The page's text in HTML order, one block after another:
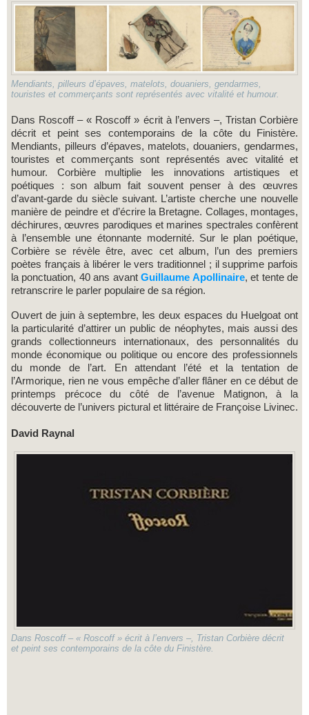
Mendiants, pilleurs d’épaves, matelots, douaniers, gendarmes,
touristes et commerçants sont représentés avec vitalité et humour.
Dans Roscoff – « Roscoff » écrit à l’envers –, Tristan Corbière
décrit et peint ses contemporains de la côte du Finistère.
Mendiants, pilleurs d’épaves, matelots, douaniers, gendarmes,
touristes et commerçants sont représentés avec vitalité et
humour. Corbière multiplie les innovations artistiques et
poétiques : son album fait souvent penser à des œuvres
d’avant-garde du siècle suivant. L’artiste cherche une nouvelle
manière de peindre et d’écrire la Bretagne. Collages, montages,
déchirures, œuvres parodiques et marines spectrales confèrent
à l’ensemble une étonnante modernité. Sur le plan poétique,
Corbière se révèle être, avec cet album, l’un des premiers
poètes français à libérer le vers traditionnel ; il supprime parfois
la ponctuation, 40 ans avantGuillaume Apollinaire, et tente de
retranscrire le parler populaire de sa région.
Ouvert de juin à septembre, les deux espaces du Huelgoat ont
la particularité d’attirer un public de néophytes, mais aussi des
grands collectionneurs internationaux, des personnalités du
monde économique ou politique ou encore des professionnels
du monde de l’art. En attendant l’été et la tentation de
l’Armorique, rien ne vous empêche d’aller flâner en ce début de
printemps précoce du côté de l’avenue Matignon, à la
découverte de l’univers pictural et littéraire de Françoise Livinec.
David Raynal
Dans Roscoff – « Roscoff » écrit à l’envers –, Tristan Corbière décrit
et peint ses contemporains de la côte du Finistère.